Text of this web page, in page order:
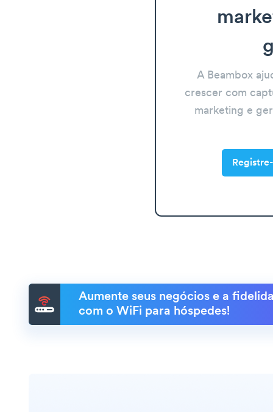
A Beambox
crescer com
marketing e
Aumente seus negócios e a
com o WiFi para hóspedes!